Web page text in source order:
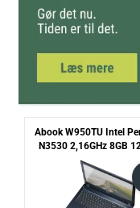
Abook W950TU Intel
N3530 2,16GHz 8GB
SSD - Batteri Defekt -